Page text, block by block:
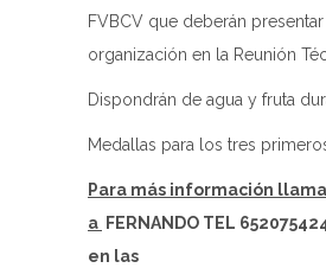
FVBCV que deberán presentar
organización en la Reunión
Dispondrán de agua y fruta
Medallas para los tres
Para más información
a FERNANDO TEL
en las